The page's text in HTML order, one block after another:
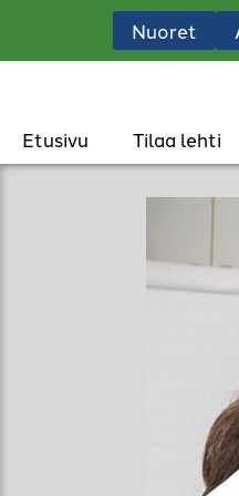
Nuoret
Etusivu Tilaa lehti